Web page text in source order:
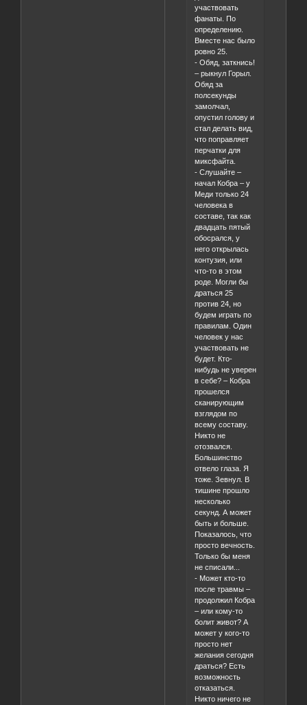
участвовать
фанаты. По
определению.
Вместе нас было
ровно 25.
- Обяд, заткнись!
– рыкнул Горыл.
Обяд за
полсекунды
замолчал,
опустил голову и
стал делать вид,
что поправляет
перчатки для
миксфайта.
- Слушайте –
начал Кобра – у
Меди только 24
человека в
составе, так как
двадцать пятый
обосрался, у
него открылась
контузия, или
что-то в этом
роде. Могли бы
драться 25
против 24, но
будем играть по
правилам. Один
человек у нас
участвовать не
будет. Кто-
нибудь не уверен
в себе? – Кобра
прошелся
сканирующим
взглядом по
всему составу.
Никто не
отозвался.
Большинство
отвело глаза. Я
тоже. Зевнул. В
тишине прошло
несколько
секунд. А может
быть и больше.
Показалось, что
просто вечность.
Только бы меня
не списали...
- Может кто-то
после травмы –
продолжил Кобра
– или кому-то
болит живот? А
может у кого-то
просто нет
желания сегодня
драться? Есть
возможность
отказаться.
Никто ничего не